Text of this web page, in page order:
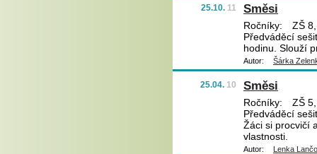
25.10. 11 Směsi
Ročníky:
ZŠ 8,
Předváděcí
hodinu. Slouží
Autor: Šárka
25.04. 10 Směsi
Ročníky:
ZŠ
Předváděcí
Žáci si procvičí
vlastnosti.
Autor: Lenka